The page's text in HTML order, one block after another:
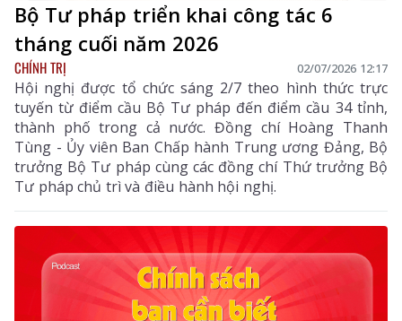
Bộ Tư pháp triển khai công tác 6
tháng cuối năm 2026
CHÍNH TRỊ 02/07/2026 12:17
Hội nghị được tổ chức sáng 2/7 theo hình thức trực
tuyến từ điểm cầu Bộ Tư pháp đến điểm cầu 34 tỉnh,
thành phố trong cả nước. Đồng chí Hoàng Thanh
Tùng - Ủy viên Ban Chấp hành Trung ương Đảng, Bộ
trưởng Bộ Tư pháp cùng các đồng chí Thứ trưởng Bộ
Tư pháp chủ trì và điều hành hội nghị.